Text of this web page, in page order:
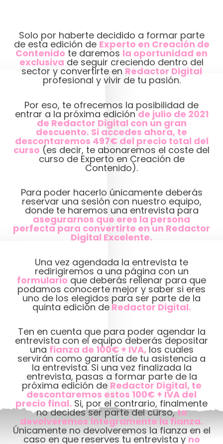
Solo por haberte decidido a formar parte
de esta edición de Experto en Creación de
Contenido te daremos la oportunidad en
exclusiva de seguir creciendo dentro del
sector y convertirte en Redactor Digital
profesional y vivir de tu pasión.
Por eso, te ofrecemos la posibilidad de
entrar a la próxima ediciónde julio de 2021
de Redactor Digital con un gran
descuento. Si accedes ahora, te
descontaremos 497€ del precio total del
curso (es decir, te abonaremos el coste del
curso de Experto en Creación de
Contenido).
Para poder hacerlo únicamente deberás
reservar una sesión con nuestro equipo,
donde te haremos una entrevista para
asegurarnos que eres la persona
perfecta para convertirte en un Redactor
Digital Excelente.
Una vez agendada la entrevista te
redirigiremos a una página con un
formulario que deberás rellenar para que
podamos conocerte mejor y saber si eres
uno de los elegidos para ser parte de la
quinta edición deRedactor Digital.
Ten en cuenta que para poder agendar la
entrevista con el equipo deberás depositar
una fianza de 100€ + IVA, los cuales
servirán como garantía de tu asistencia a
la entrevista. Si una vez finalizada la
entrevista, pasas a formar parte de la
próxima edición de Redactor Digital, te
descontaremos estos 100€ + IVA del
precio final. Si, por el contrario, finalmente
no decides ser parte del curso,te
devolveremos íntegramente la fianza.
Únicamente no devolveremos la fianza en el
caso en que reserves tu entrevista y no